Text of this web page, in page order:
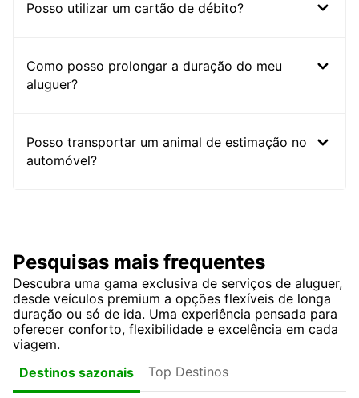
Posso utilizar um cartão de débito?
Como posso prolongar a duração do meu
aluguer?
Posso transportar um animal de estimação no
automóvel?
Pesquisas mais frequentes
Descubra uma gama exclusiva de serviços de aluguer,
desde veículos premium a opções flexíveis de longa
duração ou só de ida. Uma experiência pensada para
oferecer conforto, flexibilidade e excelência em cada
viagem.
Destinos sazonais
Top Destinos